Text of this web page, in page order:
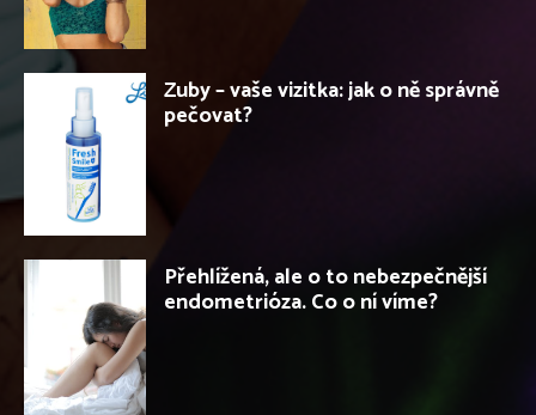
Zuby – vaše vizitka: jak o ně správně
pečovat?
Přehlížená, ale o to nebezpečnější
endometrióza. Co o ní víme?